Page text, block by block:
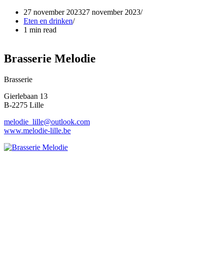
27 november 202327 november 2023
Eten en drinken
1 min read
Brasserie Melodie
Brasserie
Gierlebaan 13
B-2275 Lille
melodie_lille@outlook.com
www.melodie-lille.be